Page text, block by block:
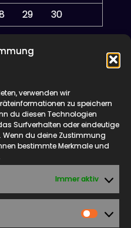
verwenden wir
zu speichern
du diesen Technologien
Surfverhalten oder eindeutige
Wenn du deine Zustimmung
bestimmte Merkmale und
Immer aktiv
29
30